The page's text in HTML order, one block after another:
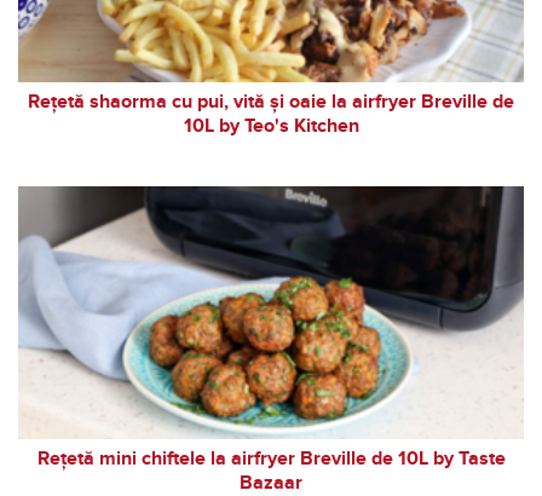
Rețetă shaorma cu pui, vită și oaie la airfryer Breville de
10L by Teo's Kitchen
Rețetă mini chiftele la airfryer Breville de 10L by Taste
Bazaar